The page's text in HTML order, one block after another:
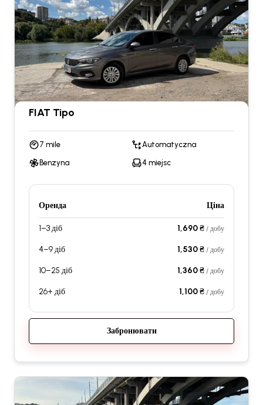
FIAT Tipo
7 mile Automatyczna
Benzyna 4 miejsc
Оренда Ціна
1–3 діб 1,690 ₴ / добу
4–9 діб 1,530 ₴ / добу
10–25 діб 1,360 ₴ / добу
26+ діб 1,100 ₴ / добу
Забронювати